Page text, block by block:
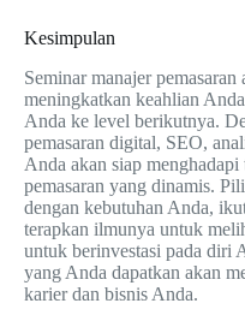
Kesimpulan
Seminar manajer
meningkatkan keahlian
Anda ke level berikutnya.
pemasaran digital, SEO,
Anda akan siap
pemasaran yang dinamis.
dengan kebutuhan Anda,
terapkan ilmunya untuk
untuk berinvestasi pada diri
yang Anda dapatkan akan
karier dan bisnis Anda.